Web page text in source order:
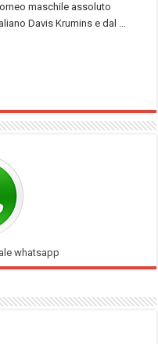
maschile assoluto
Davis Krumins e dal …
whatsapp